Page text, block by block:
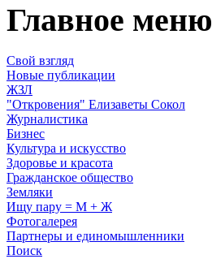
Главное меню
Свой взгляд
Новые публикации
ЖЗЛ
"Откровения" Елизаветы Сокол
Журналистика
Бизнес
Культура и искусство
Здоровье и красота
Гражданское общество
Земляки
Ищу пару = М + Ж
Фотогалерея
Партнеры и единомышленники
Поиск